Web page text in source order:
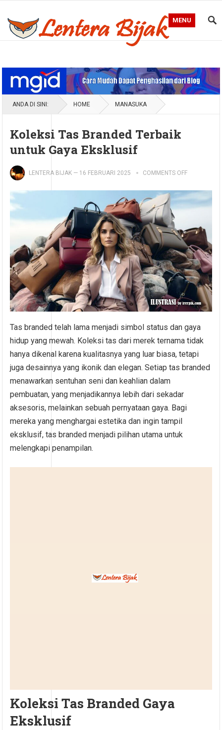
MENU
ANDA DI SINI: HOME MANASUKA
Koleksi Tas Branded Terbaik
untuk Gaya Eksklusif
LENTERA BIJAK — 16 FEBRUARI 2025 COMMENTS OFF
Tas branded telah lama menjadi simbol status dan gaya
hidup yang mewah. Koleksi tas dari merek ternama tidak
hanya dikenal karena kualitasnya yang luar biasa, tetapi
juga desainnya yang ikonik dan elegan. Setiap tas branded
menawarkan sentuhan seni dan keahlian dalam
pembuatan, yang menjadikannya lebih dari sekadar
aksesoris, melainkan sebuah pernyataan gaya. Bagi
mereka yang menghargai estetika dan ingin tampil
eksklusif, tas branded menjadi pilihan utama untuk
melengkapi penampilan.
Koleksi Tas Branded Gaya
Eksklusif